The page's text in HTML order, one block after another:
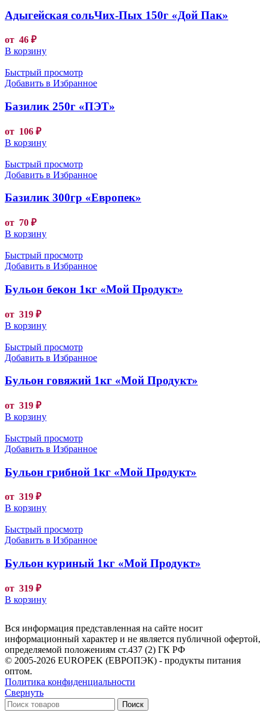
Адыгейская сольЧих-Пых 150г «Дой Пак»
от 46 ₽
В корзину
Быстрый просмотр
Добавить в Избранное
Базилик 250г «ПЭТ»
от 106 ₽
В корзину
Быстрый просмотр
Добавить в Избранное
Базилик 300гр «Европек»
от 70 ₽
В корзину
Быстрый просмотр
Добавить в Избранное
Бульон бекон 1кг «Мой Продукт»
от 319 ₽
В корзину
Быстрый просмотр
Добавить в Избранное
Бульон говяжий 1кг «Мой Продукт»
от 319 ₽
В корзину
Быстрый просмотр
Добавить в Избранное
Бульон грибной 1кг «Мой Продукт»
от 319 ₽
В корзину
Быстрый просмотр
Добавить в Избранное
Бульон куриный 1кг «Мой Продукт»
от 319 ₽
В корзину
Вся информация представленная на сайте носит
информационный характер и не является публичной офертой,
определяемой положениям ст.437 (2) ГК РФ
© 2005-2026 EUROPEK (ЕВРОПЭК) - продукты питания
оптом.
Политика конфиденциальности
Свернуть
Поиск